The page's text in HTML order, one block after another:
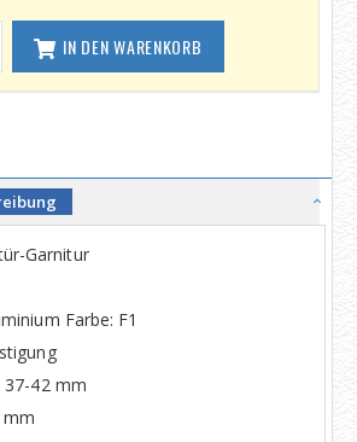
IN DEN WARENKORB
Garnitur
Farbe: F1
37-42 mm
mm